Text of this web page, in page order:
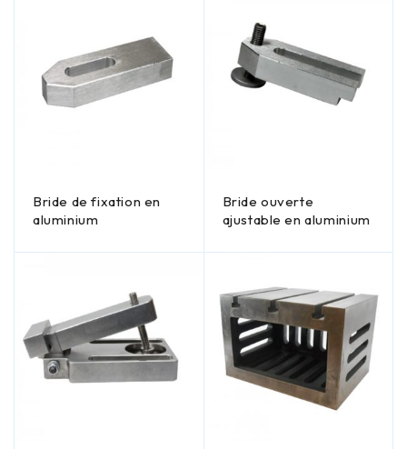
Bride de fixation en
aluminium
Bride ouverte
ajustable en aluminium